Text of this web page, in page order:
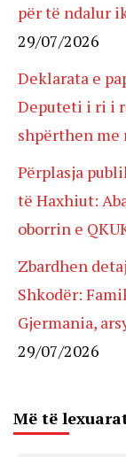
për të ndalur
29/07/2026
Deklarata e
Deputeti i ri i
shpërthen me
Përplasja
të Haxhiut:
oborrin e
Zbardhen
Shkodër:
Gjermania,
29/07/2026
Më të